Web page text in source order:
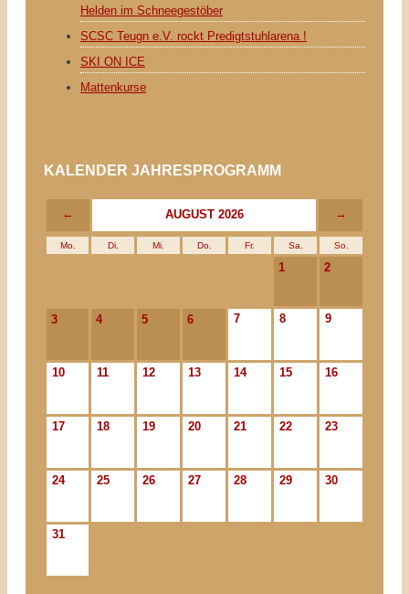
Helden im Schneegestöber
SCSC Teugn e.V. rockt Predigtstuhlarena !
SKI ON ICE
Mattenkurse
KALENDER JAHRESPROGRAMM
← AUGUST 2026 →
Mo. Di. Mi. Do. Fr. Sa. So.
1 2
3 4 5 6 7 8 9
10 11 12 13 14 15 16
17 18 19 20 21 22 23
24 25 26 27 28 29 30
31